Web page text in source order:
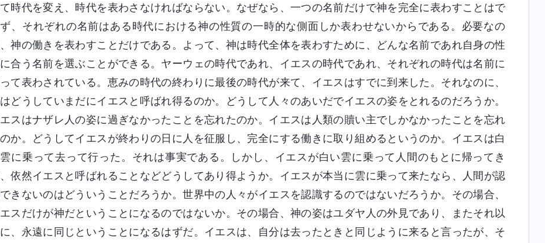
時代を変え、時代を表わさなければならない。なぜなら、一つの名前だけで神を完全に表わすことはで
ず、それぞれの名前はある時代における神の性質の一時的な側面しか表わせないからである。必要なの
神の働きを表わすことだけである。よって、神は時代全体を表わすために、どんな名前であれ自身の性
合う名前を選ぶことができる。ヤーウェの時代であれ、イエスの時代であれ、それぞれの時代は名前に
て表わされている。恵みの時代の終わりに最後の時代が来て、イエスはすでに到来した。それなのに、
どうしていまだにイエスと呼ばれ得るのか。どうして人々のあいだでイエスの姿をとれるのだろうか。
スはナザレ人の姿に過ぎなかったことを忘れたのか。イエスは人類の贖い主でしかなかったことを忘れ
か。どうしてイエスが終わりの日に人を征服し、完全にする働きに取り組めるというのか。イエスは白
に乗って去って行った。それは事実である。しかし、イエスが白い雲に乗って人間のもとに帰ってき
依然イエスと呼ばれることなどどうしてあり得ようか。イエスが本当に雲に乗って来たなら、人間が認
きないのはどういうことだろうか。世界中の人々がイエスを認識するのではないだろうか。その場合、
スだけが神だということになるのではないか。その場合、神の姿はユダヤ人の外見であり、またそれ以
に、永遠に同じということになるはずだ。イエスは、自分は去ったときと同じように来ると言ったが、そ